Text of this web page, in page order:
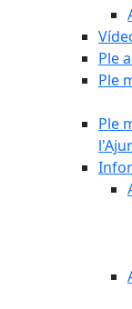
Ple
Ple
Ple